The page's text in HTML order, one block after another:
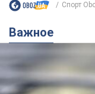
Спорт
Важное